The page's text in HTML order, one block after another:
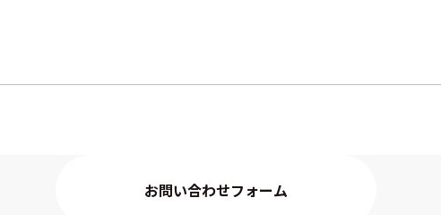
お問い合わせフォーム